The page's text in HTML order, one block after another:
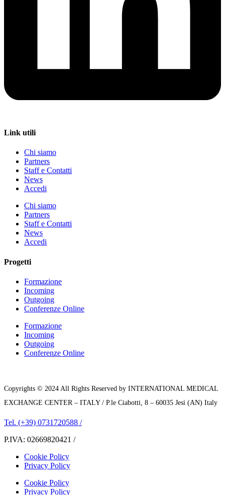
Link utili
Chi siamo
Partners
Staff e Contatti
News
Accedi
Chi siamo
Partners
Staff e Contatti
News
Accedi
Progetti
Formazione
Incoming
Outgoing
Conferenze Online
Formazione
Incoming
Outgoing
Conferenze Online
Copyrights © 2024 All Rights Reserved by INTERNATIONAL MEDICAL
EXCHANGE CENTER – ITALY / P.le Ciabotti, 8 – 60035 Jesi (AN) Italy
Tel. (+39) 0731720588 /
P.IVA: 02669820421 /
Cookie Policy
Privacy Policy
Cookie Policy
Privacy Policy